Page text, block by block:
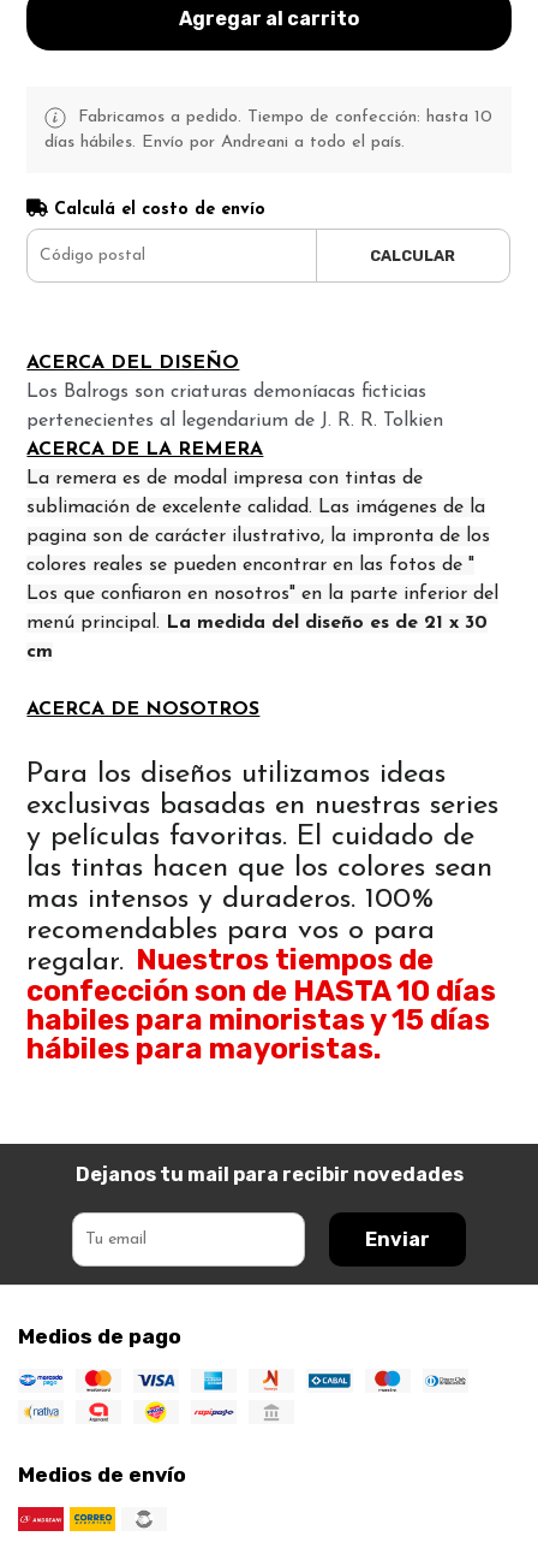
Agregar al carrito
Fabricamos a pedido. Tiempo de confección: hasta 10
días hábiles. Envío por Andreani a todo el país.
Calculá el costo de envío
CALCULAR
ACERCA DEL DISEÑO
Los Balrogs son criaturas demoníacas ficticias
pertenecientes al legendarium de J. R. R. Tolkien
ACERCA DE LA REMERA
La remera es de modal impresa con tintas de
sublimación de excelente calidad. Las imágenes de la
pagina son de carácter ilustrativo, la impronta de los
colores reales se pueden encontrar en las fotos de "
Los que confiaron en nosotros" en la parte inferior del
menú principal.
La medida del diseño es de 21 x 30
cm
ACERCA DE NOSOTROS
Para los diseños utilizamos ideas
exclusivas basadas en nuestras series
y películas favoritas. El cuidado de
las tintas hacen que los colores sean
mas intensos y duraderos. 100%
recomendables para vos o para
regalar. Nuestros tiempos de
confección son de HASTA 10 días
habiles para minoristas y 15 días
hábiles para mayoristas.
Dejanos tu mail para recibir novedades
Enviar
Medios de pago
Medios de envío